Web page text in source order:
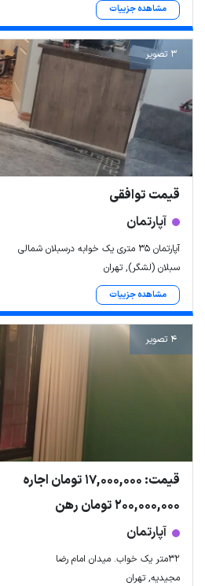
مشاهده جزییات
3 تصویر
قیمت توافقی
آپارتمان
آپارتمان ۳۵ متری یک خوابه درسبلان شمالی
سبلان (لشگر), تهران
مشاهده جزییات
4 تصویر
قیمت: 17,000,000 تومان اجاره
200,000,000 تومان رهن
آپارتمان
32متر یک خواب. میدان امام رضا
مجیدیه, تهران